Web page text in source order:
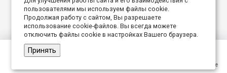
Сравнение
Сравнение
© 2026 Дворик Роз, Все права защищены
Создание интернет сайта
пользователями мы используем файлы cookie.
Продолжая работу с сайтом, Вы разрешаете
использование cookie-файлов. Вы всегда можете
отключить файлы cookie в настройках Вашего браузера.
Принять